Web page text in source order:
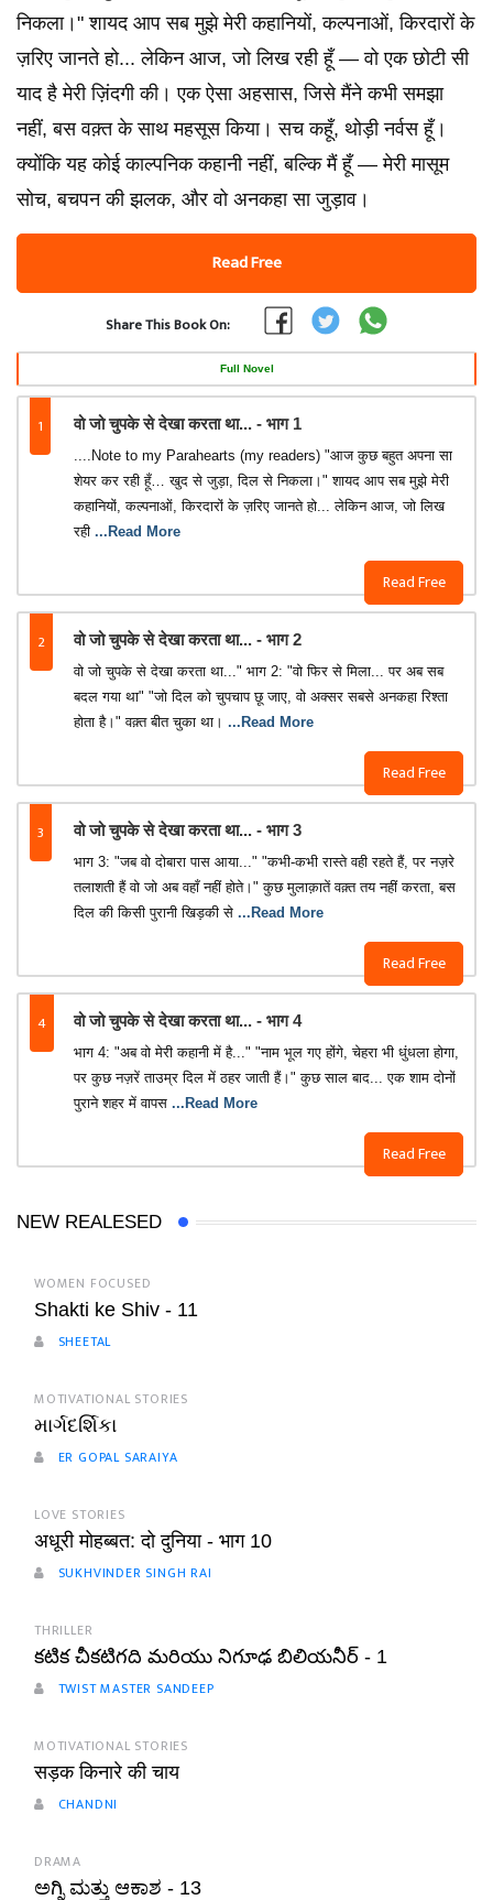
निकला।" शायद आप सब मुझे मेरी कहानियों, कल्पनाओं, किरदारों के
ज़रिए जानते हो... लेकिन आज, जो लिख रही हूँ — वो एक छोटी सी
याद है मेरी ज़िंदगी की। एक ऐसा अहसास, जिसे मैंने कभी समझा
नहीं, बस वक़्त के साथ महसूस किया। सच कहूँ, थोड़ी नर्वस हूँ।
क्योंकि यह कोई काल्पनिक कहानी नहीं, बल्कि मैं हूँ — मेरी मासूम
सोच, बचपन की झलक, और वो अनकहा सा जुड़ाव।
Read Free
Share This Book On:
Full Novel
1 वो जो चुपके से देखा करता था... - भाग 1
Read Free
....Note to my Parahearts (my readers) "आज कुछ बहुत अपना सा
शेयर कर रही हूँ… खुद से जुड़ा, दिल से निकला।" शायद आप सब मुझे मेरी
कहानियों, कल्पनाओं, किरदारों के ज़रिए जानते हो... लेकिन आज, जो लिख
रही ...Read More
2 वो जो चुपके से देखा करता था... - भाग 2
Read Free
वो जो चुपके से देखा करता था..." भाग 2: "वो फिर से मिला... पर अब सब
बदल गया था" "जो दिल को चुपचाप छू जाए, वो अक्सर सबसे अनकहा रिश्ता
होता है।" वक़्त बीत चुका था। ...Read More
3 वो जो चुपके से देखा करता था... - भाग 3
Read Free
भाग 3: "जब वो दोबारा पास आया..." "कभी-कभी रास्ते वही रहते हैं, पर नज़रे
तलाशती हैं वो जो अब वहाँ नहीं होते।" कुछ मुलाक़ातें वक़्त तय नहीं करता, बस
दिल की किसी पुरानी खिड़की से ...Read More
4 वो जो चुपके से देखा करता था... - भाग 4
Read Free
भाग 4: "अब वो मेरी कहानी में है..." "नाम भूल गए होंगे, चेहरा भी धुंधला होगा,
पर कुछ नज़रें ताउम्र दिल में ठहर जाती हैं।" कुछ साल बाद... एक शाम दोनों
पुराने शहर में वापस ...Read More
NEW REALESED
WOMEN FOCUSED
Shakti ke Shiv - 11
SHEETAL
MOTIVATIONAL STORIES
માર્ગદર્શિકા
ER GOPAL SARAIYA
LOVE STORIES
अधूरी मोहब्बत: दो दुनिया - भाग 10
SUKHVINDER SINGH RAI
THRILLER
కటిక చీకటిగది మరియు నిగూఢ బిలియనీర్ - 1
TWIST MASTER SANDEEP
MOTIVATIONAL STORIES
सड़क किनारे की चाय
CHANDNI
DRAMA
ಅಗ್ನಿ ಮತ್ತು ಆಕಾಶ - 13